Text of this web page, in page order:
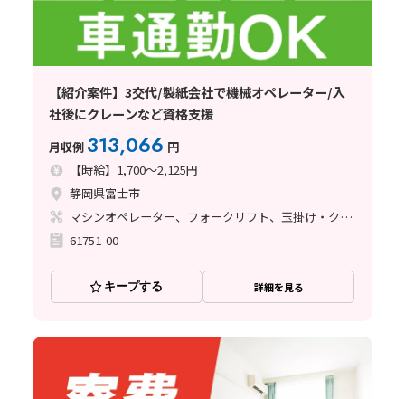
【紹介案件】3交代/製紙会社で機械オペレーター/入
社後にクレーンなど資格支援
月収例 313,066 円
【時給】1,700～2,125円
静岡県富士市
マシンオペレーター、フォークリフト、玉掛け・クレーン、その他
61751-00
キープする 詳細を見る